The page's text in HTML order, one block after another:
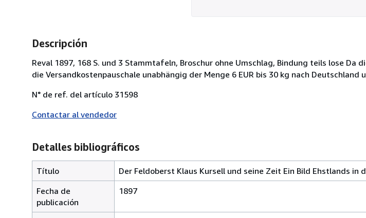
Descripción
Reval 1897, 168 S. und 3 Stammtafeln, Broschur ohne Umschlag, Bindung teils lose
die Versandkostenpauschale unabhängig der Menge 6 EUR bis 30 kg nach Deutschland
N° de ref. del artículo 31598
Contactar al vendedor
Detalles bibliográficos
Título
Der Feldoberst Klaus Kursell und seine Zeit Ein Bild Ehstlands
Fecha de
publicación
1897